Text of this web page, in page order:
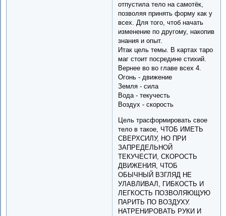
отпустила тело на самотёк,
позволяя принять форму как у
всех. Для того, чтоб начать
изменение по другому, накопив
знания и опыт.
Итак цель темы. В картах таро
маг стоит посредине стихий.
Вернее во во главе всех 4.
Огонь - движение
Земля - сила
Вода - текучесть
Воздух - скорость
Цель трасформировать свое
тело в такое, ЧТОБ ИМЕТЬ
СВЕРХСИЛУ, НО ПРИ
ЗАПРЕДЕЛЬНОЙ
ТЕКУЧЕСТИ, СКОРОСТЬ
ДВИЖЕНИЯ, ЧТОБ
ОБЫЧНЫЙ ВЗГЛЯД НЕ
УЛАВЛИВАЛ, ГИБКОСТЬ И
ЛЕГКОСТЬ ПОЗВОЛЯЮЩУЮ
ПАРИТЬ ПО ВОЗДУХУ.
НАТРЕНИРОВАТЬ РУКИ И